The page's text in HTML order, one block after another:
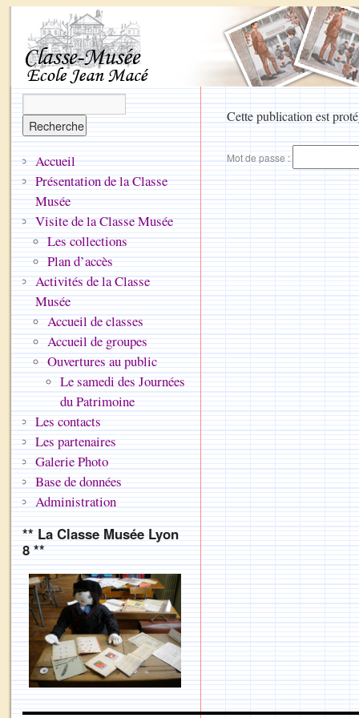
Cette publication est
Mot de passe :
Accueil
Présentation de la Classe
Musée
Visite de la Classe Musée
Les collections
Plan d’accès
Activités de la Classe
Musée
Accueil de classes
Accueil de groupes
Ouvertures au public
Le samedi des Journées
du Patrimoine
Les contacts
Les partenaires
Galerie Photo
Base de données
Administration
** La Classe Musée Lyon
8 **